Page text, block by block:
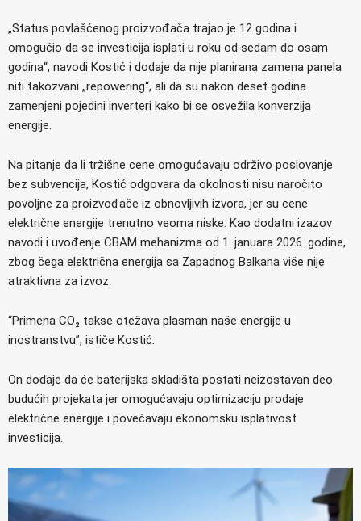
„Status povlašćenog proizvođača trajao je 12 godina i
omogućio da se investicija isplati u roku od sedam do osam
godina“, navodi Kostić i dodaje da nije planirana zamena panela
niti takozvani „repowering“, ali da su nakon deset godina
zamenjeni pojedini inverteri kako bi se osvežila konverzija
energije.
Na pitanje da li tržišne cene omogućavaju održivo poslovanje
bez subvencija, Kostić odgovara da okolnosti nisu naročito
povoljne za proizvođače iz obnovljivih izvora, jer su cene
električne energije trenutno veoma niske. Kao dodatni izazov
navodi i uvođenje CBAM mehanizma od 1. januara 2026. godine,
zbog čega električna energija sa Zapadnog Balkana više nije
atraktivna za izvoz.
“Primena CO₂ takse otežava plasman naše energije u
inostranstvu”, ističe Kostić.
On dodaje da će baterijska skladišta postati neizostavan deo
budućih projekata jer omogućavaju optimizaciju prodaje
električne energije i povećavaju ekonomsku isplativost
investicija.